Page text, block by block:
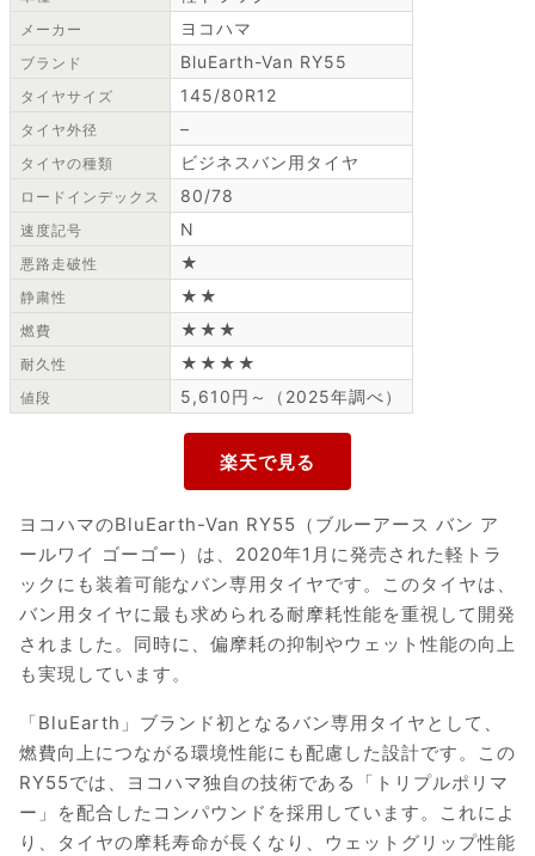
メーカー ヨコハマ
ブランド BluEarth-Van RY55
タイヤサイズ 145/80R12
タイヤ外径 –
タイヤの種類 ビジネスバン用タイヤ
ロードインデックス 80/78
速度記号 N
悪路走破性 ★
静粛性 ★★
燃費 ★★★
耐久性 ★★★★
値段 5,610円～（2025年調べ）
ヨコハマのBluEarth-Van RY55（ブルーアース バン ア
ールワイ ゴーゴー）は、2020年1月に発売された軽トラ
ックにも装着可能なバン専用タイヤです。このタイヤは、
バン用タイヤに最も求められる耐摩耗性能を重視して開発
されました。同時に、偏摩耗の抑制やウェット性能の向上
も実現しています。
「BluEarth」ブランド初となるバン専用タイヤとして、
燃費向上につながる環境性能にも配慮した設計です。この
RY55では、ヨコハマ独自の技術である「トリプルポリマ
ー」を配合したコンパウンドを採用しています。これによ
り、タイヤの摩耗寿命が長くなり、ウェットグリップ性能